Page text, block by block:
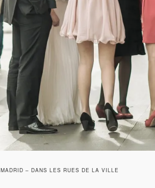
MADRID – DANS LES RUES DE LA VILLE